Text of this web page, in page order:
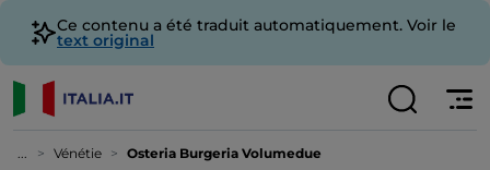
Ce contenu a été traduit automatiquement. Voir le
text original
... Vénétie Osteria Burgeria Volumedue